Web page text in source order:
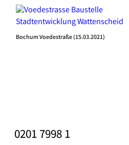
Bochum Voedestraße (15.03.2021)
0201 7998 1